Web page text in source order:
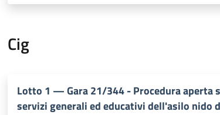
Cig
Lotto 1 —Gara 21/344 - Procedura
servizi generali ed educativi dell'asilo nido